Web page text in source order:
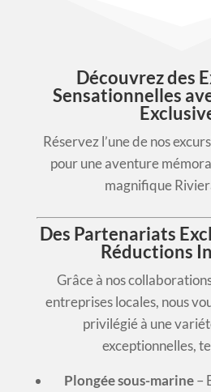
Découvrez des
Sensationnelles
Réservez l’une de nos
pour une aventure
magnifique
Des Partenariats
Réductions
Grâce à nos
entreprises locales, nous
privilégié à une
exceptionnelles,
Plongée sous-marine–